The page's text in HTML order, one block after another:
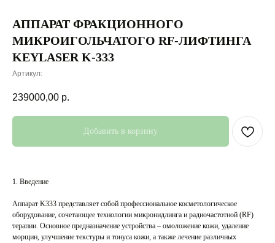
АППАРАТ ФРАКЦИОННОГО
МИКРОИГОЛЬЧАТОГО RF-ЛИФТИНГА
KEYLASER K-333
Артикул:
239000,00 р.
Добавить в корзину
1. Введение
Аппарат K333 представляет собой профессиональное косметологическое
оборудование, сочетающее технологии микронидлинга и радиочастотной (RF)
терапии. Основное предназначение устройства – омоложение кожи, удаление
морщин, улучшение текстуры и тонуса кожи, а также лечение различных